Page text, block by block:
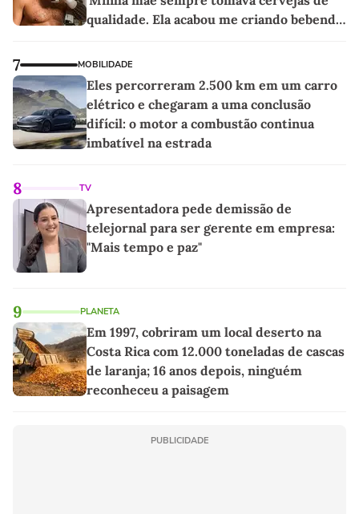
qualidade. Ela acabou me criando bebendo
7 MOBILIDADE
Eles percorreram 2.500 km em um carro
elétrico e chegaram a uma conclusão
difícil: o motor a combustão continua
imbatível na estrada
8 TV
Apresentadora pede demissão de
telejornal para ser gerente em empresa:
"Mais tempo e paz"
9 PLANETA
Em 1997, cobriram um local deserto na
Costa Rica com 12.000 toneladas de cascas
de laranja; 16 anos depois, ninguém
reconheceu a paisagem
PUBLICIDADE